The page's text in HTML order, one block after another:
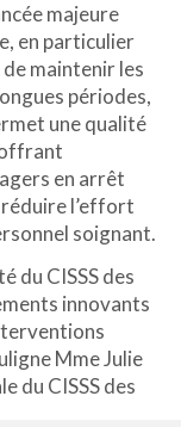
majeure
en particulier
maintenir les
périodes,
une qualité
en arrêt
l’effort
soignant.
du CISSS des
innovants
Mme Julie
du CISSS des